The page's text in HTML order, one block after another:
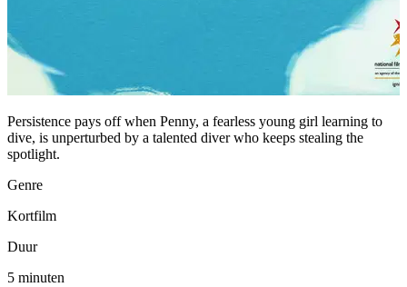
Persistence pays off when Penny, a fearless young girl learning to
dive, is unperturbed by a talented diver who keeps stealing the
spotlight.
Genre
Kortfilm
Duur
5 minuten